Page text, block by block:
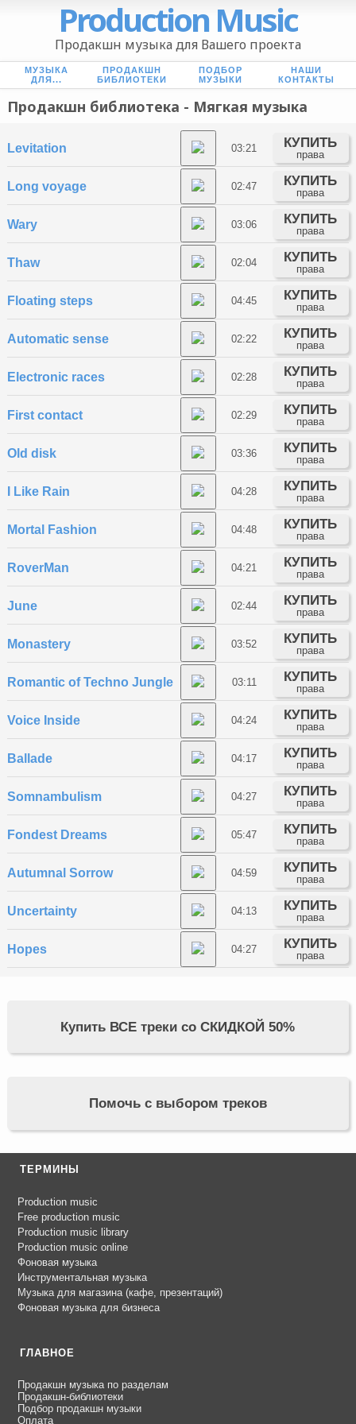
Production Music
Продакшн музыка для Вашего проекта
МУЗЫКА
ДЛЯ...
ПРОДАКШН
БИБЛИОТЕКИ
ПОДБОР
МУЗЫКИ
НАШИ
КОНТАКТЫ
Продакшн библиотека - Мягкая музыка
Levitation 03:21 КУПИТЬ
права
Long voyage 02:47 КУПИТЬ
права
Wary 03:06 КУПИТЬ
права
Thaw 02:04 КУПИТЬ
права
Floating steps 04:45 КУПИТЬ
права
Automatic sense 02:22 КУПИТЬ
права
Electronic races 02:28 КУПИТЬ
права
First contact 02:29 КУПИТЬ
права
Old disk 03:36 КУПИТЬ
права
I Like Rain 04:28 КУПИТЬ
права
Mortal Fashion 04:48 КУПИТЬ
права
RoverMan 04:21 КУПИТЬ
права
June 02:44 КУПИТЬ
права
Monastery 03:52 КУПИТЬ
права
Romantic of Techno Jungle 03:11 КУПИТЬ
права
Voice Inside 04:24 КУПИТЬ
права
Ballade 04:17 КУПИТЬ
права
Somnambulism 04:27 КУПИТЬ
права
Fondest Dreams 05:47 КУПИТЬ
права
Autumnal Sorrow 04:59 КУПИТЬ
права
Uncertainty 04:13 КУПИТЬ
права
Hopes 04:27 КУПИТЬ
права
Купить ВСЕ треки со СКИДКОЙ 50%
Помочь с выбором треков
ТЕРМИНЫ
Production music
Free production music
Production music library
Production music online
Фоновая музыка
Инструментальная музыка
Музыка для магазина (кафе, презентаций)
Фоновая музыка для бизнеса
ГЛАВНОЕ
Продакшн музыка по разделам
Продакшн-библиотеки
Подбор продакшн музыки
Оплата